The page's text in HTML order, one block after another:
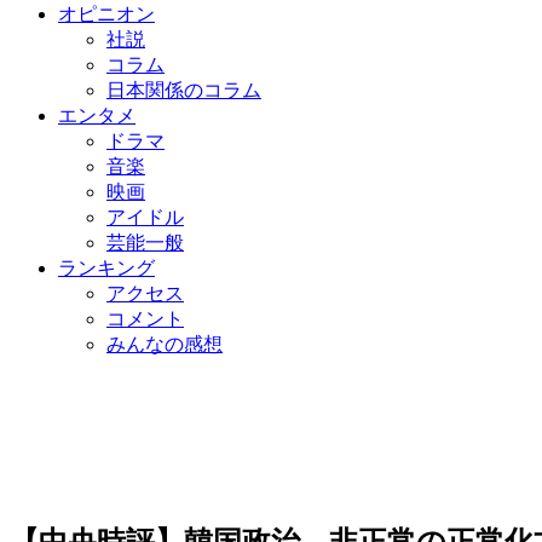
オピニオン
社説
コラム
日本関係のコラム
エンタメ
ドラマ
音楽
映画
アイドル
芸能一般
ランキング
アクセス
コメント
みんなの感想